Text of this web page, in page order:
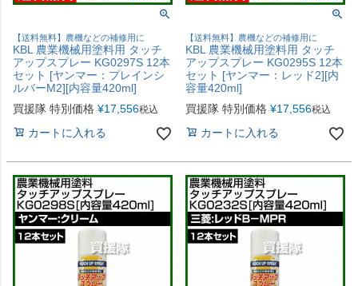
【送料無料】農機などの補修用に
KBL 農業機械用塗料用 タッチ
アップスプレー KG0297S 12本
セット [ヤンマー：プレインシ
ルバーM2][内容量420ml]
買援隊 特別価格 ¥17,556税込
カートに入れる
【送料無料】農機などの補修用に
KBL 農業機械用塗料用 タッチ
アップスプレー KG0295S 12本
セット [ヤンマー：レッド2][内
容量420ml]
買援隊 特別価格 ¥17,556税込
カートに入れる